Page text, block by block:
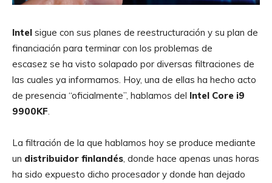
Intel sigue con sus planes de reestructuración y su plan de
financiación para terminar con los problemas de
escasez se ha visto solapado por diversas filtraciones de
las cuales ya informamos. Hoy, una de ellas ha hecho acto
de presencia “oficialmente”, hablamos del Intel Core i9
9900KF
La filtración de la que hablamos hoy se produce mediante
un distribuidor finlandés , donde hace apenas unas horas
ha sido expuesto dicho procesador y donde han dejado